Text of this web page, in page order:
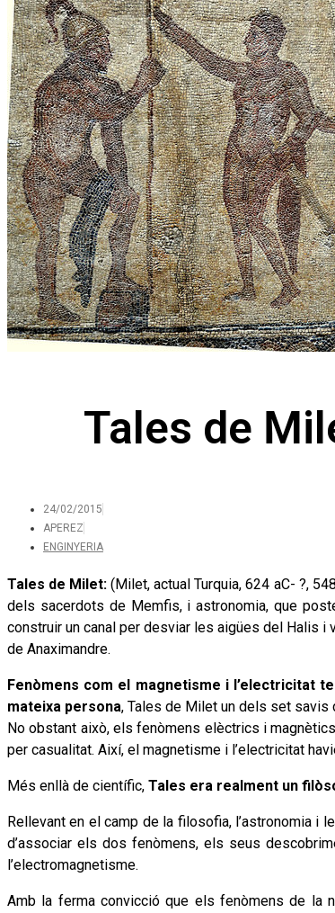
Tales de
24/02/2015
APEREZ
ENGINYERIA
Tales de Milet: (Milet, actual Turquia, 624 aC- ?,
dels sacerdots de Memfis, i astronomia, que
construir un canal per desviar les aigües del Halis
de Anaximandre.
Fenòmens com el magnetisme i l’electricitat
mateixa persona, Tales de Milet un dels set savis
No obstant això, els fenòmens elèctrics i
per casualitat. Així, el magnetisme i l’electricitat
Més enllà de científic, Tales era realment un
Rellevant en el camp de la filosofia, l’astronomia i
d’associar els dos fenòmens, els seus
l’electromagnetisme.
Amb la ferma convicció que els fenòmens de la